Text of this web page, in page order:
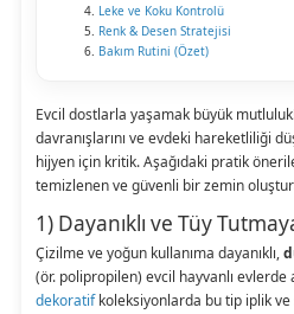
Leke ve Koku Kontrolü
Renk & Desen Stratejisi
Bakım Rutini (Özet)
Evcil dostlarla yaşamak büyük
davranışlarını ve evdeki hareketliliği
hijyen için kritik. Aşağıdaki pratik
temizlenen ve güvenli bir zemin
1) Dayanıklı ve Tüy
Çizilme ve yoğun kullanıma dayanıklı,
(ör. polipropilen) evcil hayvanlı evlerde
dekoratifkoleksiyonlarda bu tip iplik ve